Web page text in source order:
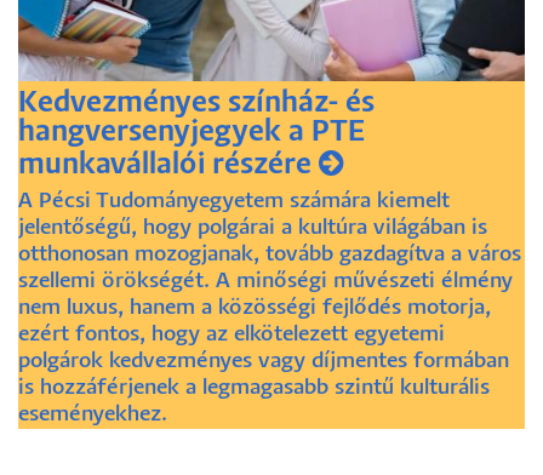
Kedvezményes színház- és
hangversenyjegyek a PTE
munkavállalói részére
A Pécsi Tudományegyetem számára kiemelt
jelentőségű, hogy polgárai a kultúra világában is
otthonosan mozogjanak, tovább gazdagítva a város
szellemi örökségét. A minőségi művészeti élmény
nem luxus, hanem a közösségi fejlődés motorja,
ezért fontos, hogy az elkötelezett egyetemi
polgárok kedvezményes vagy díjmentes formában
is hozzáférjenek a legmagasabb szintű kulturális
eseményekhez.